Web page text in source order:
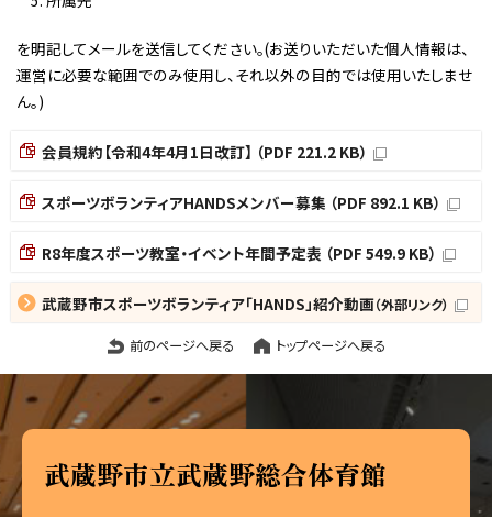
を明記してメールを送信してください。(お送りいただいた個人情報は、
運営に必要な範囲でのみ使用し、それ以外の目的では使用いたしませ
ん。)
会員規約【令和4年4月1日改訂】 （PDF 221.2 KB）
スポーツボランティアHANDSメンバー募集 （PDF 892.1 KB）
R8年度スポーツ教室・イベント年間予定表 （PDF 549.9 KB）
武蔵野市スポーツボランティア「HANDS」紹介動画（外部リンク）
前のページへ戻る トップページへ戻る
武蔵野市立武蔵野総合体育館